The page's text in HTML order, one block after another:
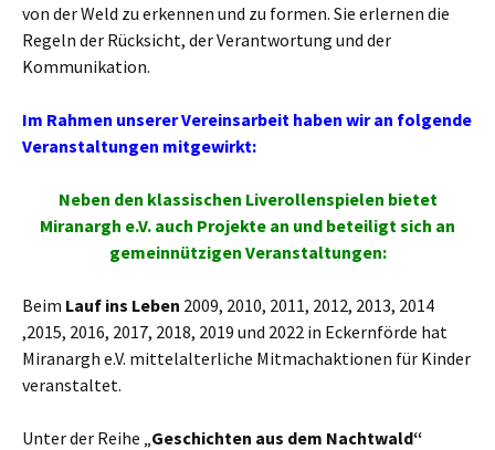
von der Weld zu erkennen und zu formen. Sie erlernen die
Regeln der Rücksicht, der Verantwortung und der
Kommunikation.
Im Rahmen unserer Vereinsarbeit haben wir an folgende
Veranstaltungen mitgewirkt:
Neben den klassischen Liverollenspielen bietet
Miranargh e.V. auch Projekte an und beteiligt sich an
gemeinnützigen Veranstaltungen:
Beim Lauf ins Leben 2009, 2010, 2011, 2012, 2013, 2014
,2015, 2016, 2017, 2018, 2019 und 2022 in Eckernförde hat
Miranargh e.V. mittelalterliche Mitmachaktionen für Kinder
veranstaltet.
Unter der Reihe „ Geschichten aus dem Nachtwald“